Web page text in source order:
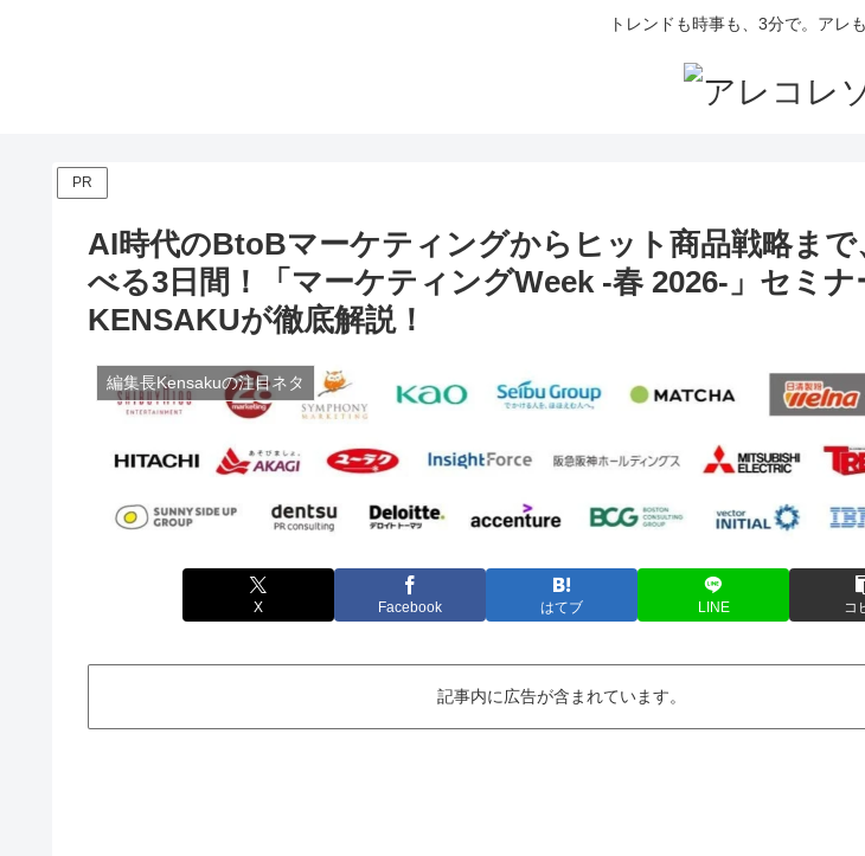
トレンドも時事も、3分で。アレ
PR
AI時代のBtoBマーケティングからヒット商品戦略まで
べる3日間！「マーケティングWeek -春 2026-」セミナ
KENSAKUが徹底解説！
編集長Kensakuの注目ネタ
X Facebook はてブ LINE コ
記事内に広告が含まれています。